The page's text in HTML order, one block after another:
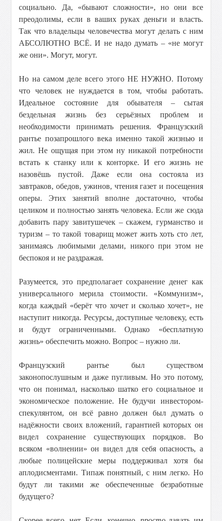
социально. Да, «бывают сложности», но они все
преодолимы, если в ваших руках деньги и власть.
Так что владельцы человечества могут делать с ним
АБСОЛЮТНО ВСЁ. И не надо думать – «не могут
же они». Могут, могут.
Но на самом деле всего этого НЕ НУЖНО. Потому
что человек не нуждается в том, чтобы работать.
Идеальное состояние для обывателя – сытая
бездельная жизнь без серьёзных проблем и
необходимости принимать решения. Французский
рантье позапрошлого века именно такой жизнью и
жил. Не ощущая при этом ну никакой потребности
встать к станку или к конторке. И его жизнь не
назовёшь пустой. Даже если она состояла из
завтраков, обедов, ужинов, чтения газет и посещения
оперы. Этих занятий вполне достаточно, чтобы
целиком и полностью занять человека. Если же сюда
добавить пару завитушечек – скажем, гурманство и
туризм – то такой товарищ может жить хоть сто лет,
занимаясь любимыми делами, никого при этом не
беспокоя и не раздражая.
Разумеется, это предполагает сохранение денег как
универсального мерила стоимости. «Коммунизм»,
когда каждый «берёт что хочет и сколько хочет», не
наступит никогда. Ресурсы, доступные человеку, есть
и будут ограниченными. Однако «бесплатную
жизнь» обеспечить можно. Вопрос – нужно ли.
Французский рантье был существом
законопослушным и даже пугливым. Но это потому,
что он понимал, насколько шатко его социальное и
экономическое положение. Не будучи инвестором-
спекулянтом, он всё равно должен был думать о
надёжности своих вложений, гарантией которых он
видел сохранение существующих порядков. Во
всяком «волнении» он видел для себя опасность, а
любые полицейские меры поддерживал хотя бы
аплодисментами. Типаж понятный, с ним легко. Но
будут ли такими же обеспеченные безработные
будущего?